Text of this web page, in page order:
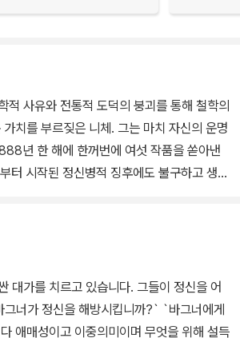
적 사유와 전통적 도덕의 붕괴를 통해 철학의
치를 부르짖은 니체. 그는 마치 자신의 운명
년 한 해에 한꺼번에 여섯 작품을 쏟아낸
터 시작된 정신병적 징후에도 불구하고 생애
집 15 <바그너의 경우. 우상의 황혼. 안티크
마지막 정열과 사상적 결정체가 담긴 저작
대가를 치르고 있습니다. 그들이 정신을 어
그너가 정신을 해방시킵니까?` `바그너에게
애매성이고 이중의미이며 무엇을 위해 설득